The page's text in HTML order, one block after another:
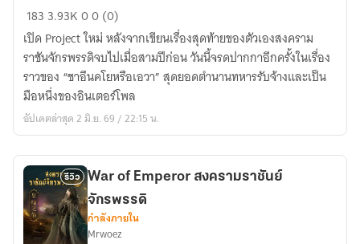
ตำนาน
กษัตรี
แห่ง
เวอร์
เทม
แบร์
ก
of
Ava
183 3.93K00 (0)
เปิด Project ใหม่ หลังจากเขียนเรื่องสุดท้ายของตัวเองสงคราม
ราชันจักรพรรดิจบไปเมื่อสามปีก่อน วันนี้จรดปากกาอีกครั้งในเรื่อง
ราวของ “ชาอึนคโยหรือเอวา” สุดยอดตำนานทหารรับจ้างและเป็น
มือหนึ่งของอินเตอร์โพล
อัปเดตล่าสุด 2 มิ.ย. 69 / 22:15 น.
รีวิว
War of Emperor สงครามราชันย์
จักรพรรดิ
กำลังภายใน
Mrwoez